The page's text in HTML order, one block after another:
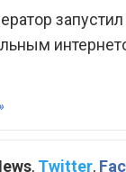
запустил
, Twitter,